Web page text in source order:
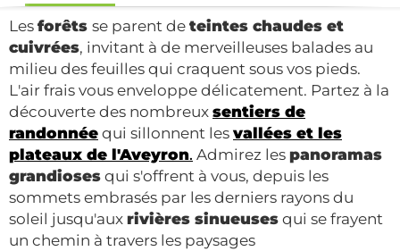
Les forêts se parent de teintes chaudes et
cuivrées, invitant à de merveilleuses balades au
milieu des feuilles qui craquent sous vos pieds.
L'air frais vous enveloppe délicatement. Partez à la
découverte des nombreux sentiers de
randonnée qui sillonnent les vallées et les
plateaux de l'Aveyron. Admirez les panoramas
grandioses qui s'offrent à vous, depuis les
sommets embrasés par les derniers rayons du
soleil jusqu'aux rivières sinueuses qui se frayent
un chemin à travers les paysages